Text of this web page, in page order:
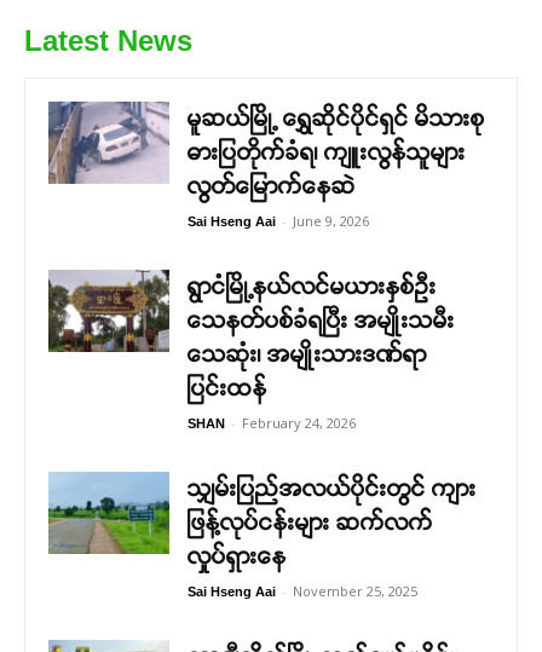
Latest News
မူဆယ်မြို့ ရွှေဆိုင်ပိုင်ရှင် မိသားစု
ဓားပြတိုက်ခံရ၊ ကျူးလွန်သူများ
လွတ်မြောက်နေဆဲ
Sai Hseng Aai - June 9, 2026
ရွာငံမြို့နယ်လင်မယားနှစ်ဉီး
သေနတ်ပစ်ခံရပြီး အမျိုးသမီး
သေဆုံး၊ အမျိုးသားဒဏ်ရာ
ပြင်းထန်
SHAN - February 24, 2026
သျှမ်းပြည်အလယ်ပိုင်းတွင် ကျား
ဖြန့်လုပ်ငန်းများ ဆက်လက်
လှုပ်ရှားနေ
Sai Hseng Aai - November 25, 2025